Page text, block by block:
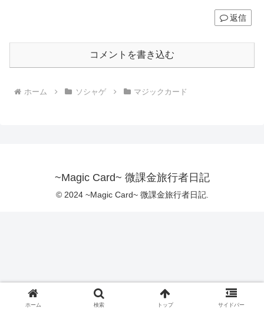
返信
コメントを書き込む
ホーム ソシャゲ マジックカード
~Magic Card~ 微課金旅行者日記
© 2024 ~Magic Card~ 微課金旅行者日記.
ホーム 検索 トップ サイドバー